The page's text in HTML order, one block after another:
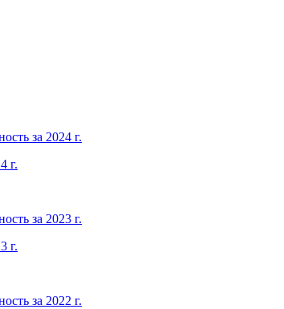
за 2024 г.
г.
за 2023 г.
г.
за 2022 г.